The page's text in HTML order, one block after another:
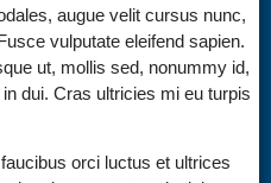
augue velit cursus nunc,
vulputate eleifend sapien.
ut, mollis sed, nonummy id,
dui. Cras ultricies mi eu turpis
orci luctus et ultrices